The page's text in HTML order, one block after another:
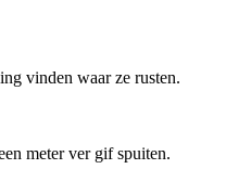
vinden waar ze rusten.
meter ver gif spuiten.